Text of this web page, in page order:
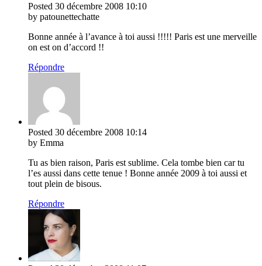
Posted 30 décembre 2008 10:10
by patounettechatte
Bonne année à l’avance à toi aussi !!!!! Paris est une merveille
on est on d’accord !!
Répondre
Posted 30 décembre 2008 10:14
by Emma
Tu as bien raison, Paris est sublime. Cela tombe bien car tu
l’es aussi dans cette tenue ! Bonne année 2009 à toi aussi et
tout plein de bisous.
Répondre